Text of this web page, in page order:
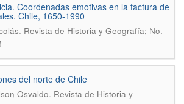
Coordenadas emotivas en la factura de
Chile, 1650-1990
. Revista de Historia y Geografí­a; No.
del norte de Chile
Osvaldo. Revista de Historia y